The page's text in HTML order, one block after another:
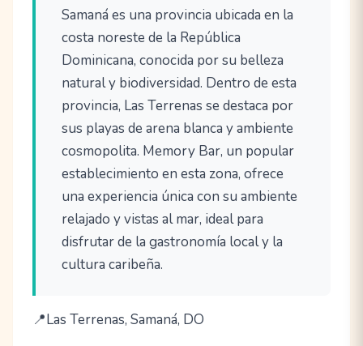
Samaná es una provincia ubicada en la
costa noreste de la República
Dominicana, conocida por su belleza
natural y biodiversidad. Dentro de esta
provincia, Las Terrenas se destaca por
sus playas de arena blanca y ambiente
cosmopolita. Memory Bar, un popular
establecimiento en esta zona, ofrece
una experiencia única con su ambiente
relajado y vistas al mar, ideal para
disfrutar de la gastronomía local y la
cultura caribeña.
Las Terrenas, Samaná, DO